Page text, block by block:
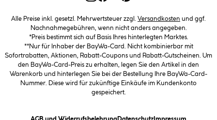
Alle Preise inkl. gesetzl. Mehrwertsteuer zzgl. Versandkosten und ggf.
Nachnahmegebühren, wenn nicht anders angegeben.
*Preis bestimmt sich auf Basis Ihres hinterlegten Marktes.
**Nur für Inhaber der BayWa-Card. Nicht kombinierbar mit
Sofortrabatten, Aktionen, Rabatt-Coupons und Rabatt-Gutscheinen. Um
den BayWa-Card-Preis zu erhalten, legen Sie den Artikel in den
Warenkorb und hinterlegen Sie bei der Bestellung Ihre BayWa-Card-
Nummer. Diese wird für zukünftige Einkäufe im Kundenkonto
gespeichert.
(öffnet ein Dialogfeld)(öffnet ein Dialogfeld)